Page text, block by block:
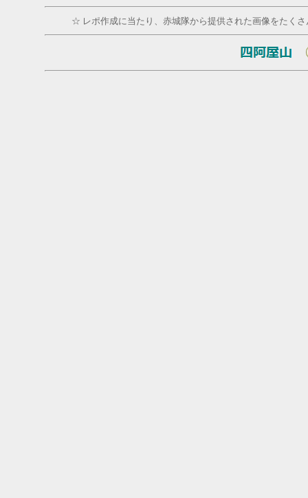
☆ レポ作成に当たり、赤城隊から提供された画像をたくさ